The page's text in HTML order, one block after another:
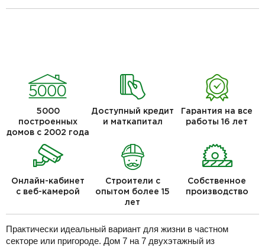
5000
построенных
домов с 2002 года
Доступный кредит
и маткапитал
Гарантия на все
работы 16 лет
Онлайн-кабинет
с веб-камерой
Строители с
опытом более 15
лет
Собственное
производство
Практически идеальный вариант для жизни в частном
секторе или пригороде. Дом 7 на 7 двухэтажный из